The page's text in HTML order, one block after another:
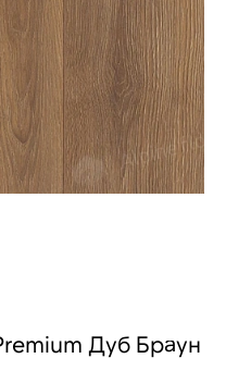
Дуб Браун